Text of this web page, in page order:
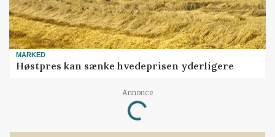
MARKED
Høstpres kan sænke hvedeprisen yderligere
Annonce
Loading...